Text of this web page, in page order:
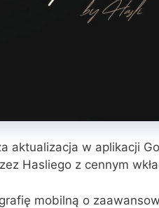
aktualizacja w aplikacji
Hasliego z cennym
mobilną o